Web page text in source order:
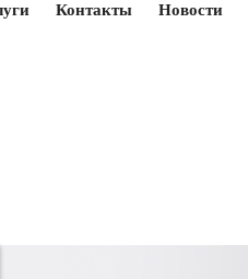
Контакты Новости